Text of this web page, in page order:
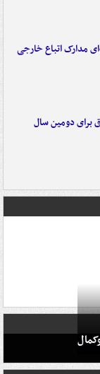
مدارک اتباع خارجی
برای دومین سال